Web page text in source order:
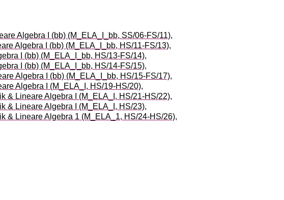
Algebra I (bb) (M_ELA_I_bb, SS/06-FS/11),
Algebra I (bb) (M_ELA_I_bb, HS/11-FS/13),
I (bb) (M_ELA_I_bb, HS/13-FS/14),
I (bb) (M_ELA_I_bb, HS/14-FS/15),
Algebra I (bb) (M_ELA_I_bb, HS/15-FS/17),
Algebra I (M_ELA_I, HS/19-HS/20),
& Lineare Algebra I (M_ELA_I, HS/21-HS/22),
& Lineare Algebra I (M_ELA_I, HS/23),
& Lineare Algebra 1 (M_ELA_1, HS/24-HS/26),